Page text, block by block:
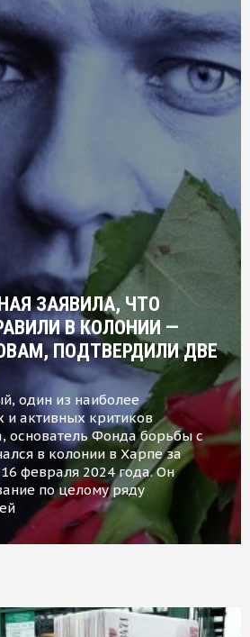
ЗАЯВИЛА, ЧТО
В КОЛОНИИ —
ПОДТВЕРДИЛИ ДВЕ
один из наиболее
и активных критиков
основатель Фонда борьбы с
в колонии в Харпе за
февраля 2024 года. Он
по целому ряду